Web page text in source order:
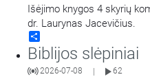
Išėjimo knygos 4 skyrių
dr. Laurynas Jacevičius.
Biblijos slėpiniai
2026-07-08 62